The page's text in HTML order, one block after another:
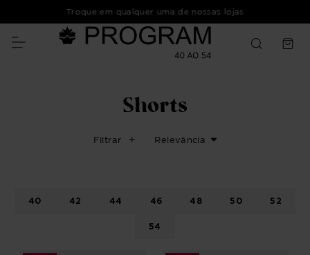
Troque em qualquer uma de nossas lojas
Shorts
Filtrar Relevância
40 42 44 46 48 50 52
54